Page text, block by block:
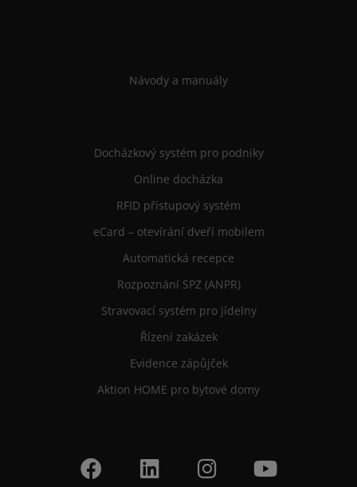
Návody a manuály
Docházkový systém pro podniky
Online docházka
RFID přístupový systém
eCard – otevírání dveří mobilem
Automatická recepce
Rozpoznání SPZ (ANPR)
Stravovací systém pro jídelny
Řízení zakázek
Evidence zápůjček
Aktion HOME pro bytové domy